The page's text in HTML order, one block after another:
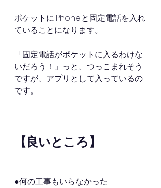
ポケットにiPhoneと固定電話を入れ
ていることになります。
「固定電話がポケットに入るわけな
いだろう！」っと、つっこまれそう
ですが、アプリとして入っているの
です。
【良いところ】
●何の工事もいらなかった